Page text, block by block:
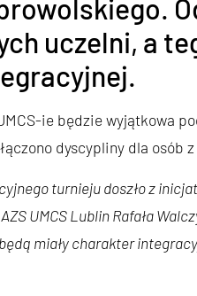
uczelni, a
ie będzie wyjątkowa
dyscypliny dla osób
turnieju doszło z
UMCS Lublin Rafała
miały charakter